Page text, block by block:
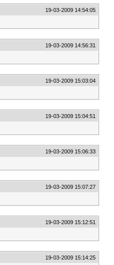
19-03-2009 14:54:05
19-03-2009 14:56:31
19-03-2009 15:03:04
19-03-2009 15:04:51
19-03-2009 15:06:33
19-03-2009 15:07:27
19-03-2009 15:12:51
19-03-2009 15:14:25